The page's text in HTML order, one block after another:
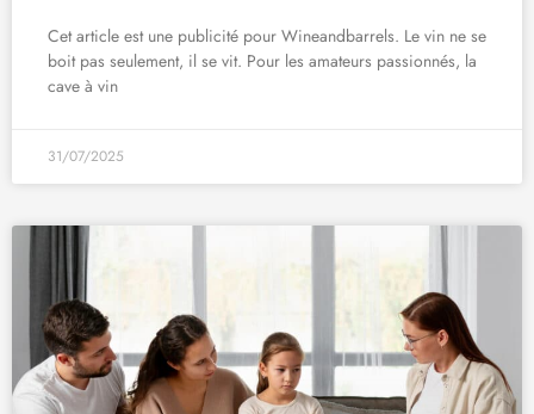
Cet article est une publicité pour Wineandbarrels. Le vin ne se
boit pas seulement, il se vit. Pour les amateurs passionnés, la
cave à vin
31/07/2025